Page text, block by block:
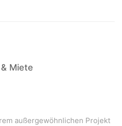
Miete
außergewöhnlichen Projekt